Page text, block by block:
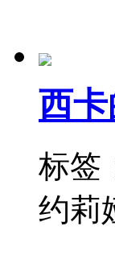
西
标签
约莉